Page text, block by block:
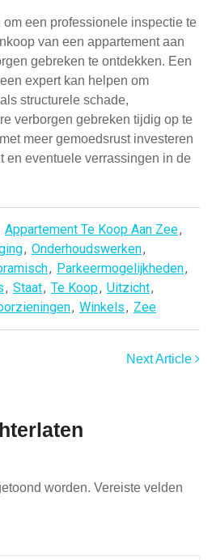
om een professionele inspectie te
van een appartement aan
gebreken te ontdekken. Een
expert kan helpen om
structurele schade,
verborgen gebreken tijdig op te
meer gemoedsrust investeren
en eventuele verrassingen in de
Appartement Te Koop Aan Zee,
, Onderhoudswerken,
, Parkeermogelijkheden,
, Staat, Te Koop, Uitzicht,
, Winkels, Zee
Next Article
worden. Vereiste velden